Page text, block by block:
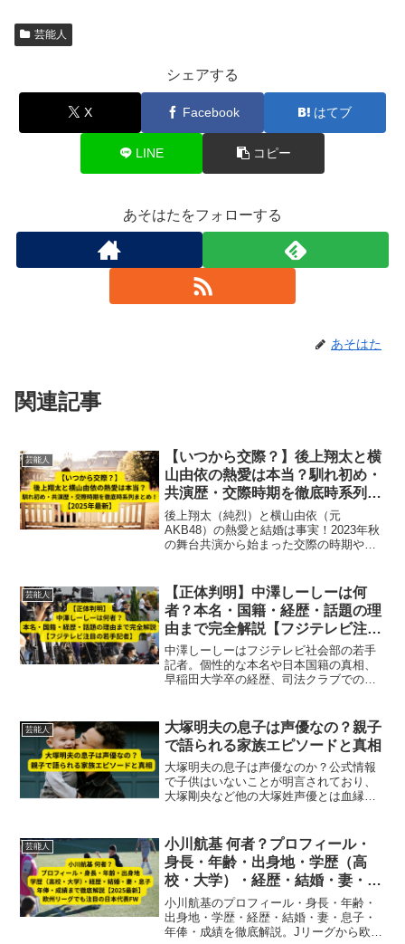
芸能人
シェアする
X Facebook はてブ
LINE コピー
あそはたをフォローする
あそはた
関連記事
芸能人
【いつから交際？】後上翔太と横
山由依の熱愛は本当？馴れ初め・
共演歴・交際時期を徹底時系列ま
とめ！【2025年最新】
後上翔太（純烈）と横山由依（元
AKB48）の熱愛と結婚は事実！2023年秋
の舞台共演から始まった交際の時期や馴
新情報も網羅した完全ガイドです。
芸能人
【正体判明】中澤しーしーは何
者？本名・国籍・経歴・話題の理
由まで完全解説【フジテレビ注目
の若手記者】
中澤しーしーはフジテレビ社会部の若手
記者。個性的な本名や日本国籍の真相、
早稲田大学卒の経歴、司法クラブでの活
芸能人
大塚明夫の息子は声優なの？親子
で語られる家族エピソードと真相
大塚明夫の息子は声優なのか？公式情報
で子供はいないことが明言されており、
大塚剛央など他の大塚姓声優とは血縁な
裏話など、親子声優の真相と家族ストー
リーを徹底解説。
芸能人
小川航基 何者？プロフィール・
身長・年齢・出身地・学歴（高
校・大学）・経歴・結婚・妻・息
子・年俸・成績まで徹底解説
【2025最新】｜欧州リーグでも
注目の日本代表FW
小川航基のプロフィール・身長・年齢・
出身地・学歴・経歴・結婚・妻・息子・
年俸・成績を徹底解説。Jリーグから欧州